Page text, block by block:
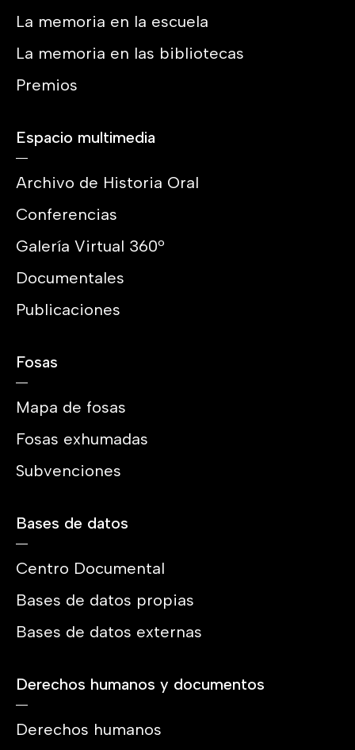
La memoria en la escuela
La memoria en las bibliotecas
Premios
Espacio multimedia
Archivo de Historia Oral
Conferencias
Galería Virtual 360º
Documentales
Publicaciones
Fosas
Mapa de fosas
Fosas exhumadas
Subvenciones
Bases de datos
Centro Documental
Bases de datos propias
Bases de datos externas
Derechos humanos y documentos
Derechos humanos